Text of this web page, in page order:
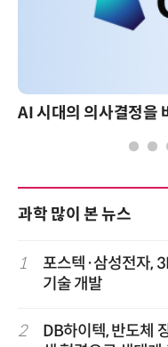
과학 많이 본 뉴스
1
포스텍·삼성전자,
기술 개발
2
DB하이텍, 반도체